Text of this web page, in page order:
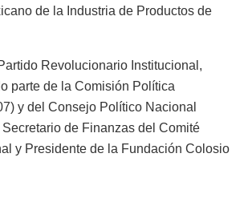
de la Industria de Productos de
Revolucionario Institucional,
parte de la Comisión Política
y del Consejo Político Nacional
de Finanzas del Comité
y Presidente de la Fundación Colosio